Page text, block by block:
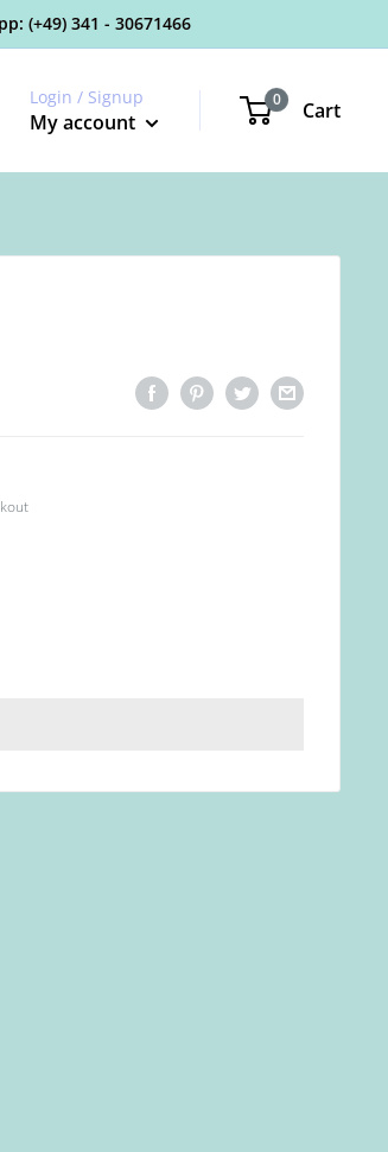
(+49) 341 - 30671466
Login / Signup
My account
0 Cart